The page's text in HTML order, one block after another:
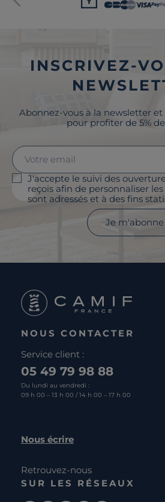
INSCRIVEZ-
Abonnez-vous à la newsletter et
pour profiter de 5%
J'accepte le suivi des
reçois afin de personnaliser
sont adressés et à des fins
Je m'abonne
NOUS CONTACTER
Service client :
05 49 79 98 88
Du lundi au vendredi :
09 h 00 – 13 h 00 / 14 h 00 – 17 h 00
Nous écrire
Retrouvez-nous
SUR LES RÉSEAUX